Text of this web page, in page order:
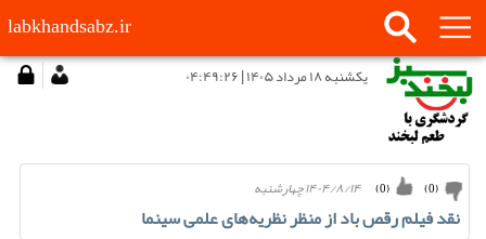
labkhandsabz.ir
يكشنبه ۱۸ مرداد ۱۴۰۵ | ۰۴:۴۹:۲۶
۱۴۰۴/۸/۱۴ چهارشنبه (
0
) (
0
)
نقد فیلم رقص باد از منظر نظریه‌های علمی سینما